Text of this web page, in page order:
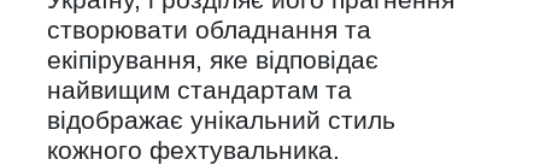
створювати обладнання та
екіпірування, яке відповідає
найвищим стандартам та
відображає унікальний стиль
кожного фехтувальника.